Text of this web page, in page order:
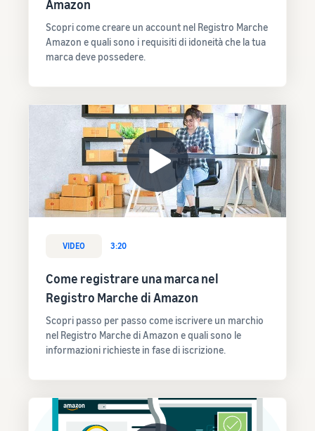
Amazon
Scopri come creare un account nel Registro Marche
Amazon e quali sono i requisiti di idoneità che la tua
marca deve possedere.
VIDEO 3:20
Come registrare una marca nel
Registro Marche di Amazon
Scopri passo per passo come iscrivere un marchio
nel Registro Marche di Amazon e quali sono le
informazioni richieste in fase di iscrizione.